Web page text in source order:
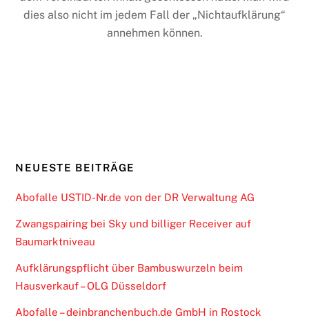
dies also nicht im jedem Fall der „Nichtaufklärung“
annehmen können.
NEUESTE BEITRÄGE
Abofalle USTID-Nr.de von der DR Verwaltung AG
Zwangspairing bei Sky und billiger Receiver auf
Baumarktniveau
Aufklärungspflicht über Bambuswurzeln beim
Hausverkauf – OLG Düsseldorf
Abofalle – deinbranchenbuch.de GmbH in Rostock